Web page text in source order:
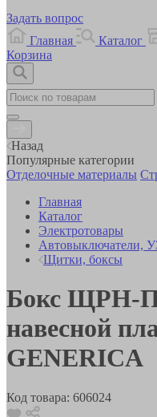
Задать вопрос
Главная
Каталог
Корзина
Назад
Популярные категории
Отделочные материалы
Главная
Каталог
Электротовары
Автовыключатели,
Щитки, боксы
Бокс ЩРН-
навесной
GENERICA
Код товара: 606024